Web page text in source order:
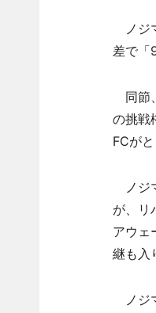
ノジ
差で「
同節
の挑戦
FCが
ノジ
が、リ
アウェ
継も入
ノジ